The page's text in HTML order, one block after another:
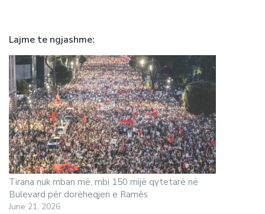
Lajme te ngjashme
Tirana nuk mban më, mbi 150 mijë qytetarë në
Bulevard për dorëheqjen e Ramës
June 21, 2026